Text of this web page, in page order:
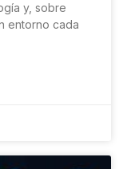
y, sobre
entorno cada